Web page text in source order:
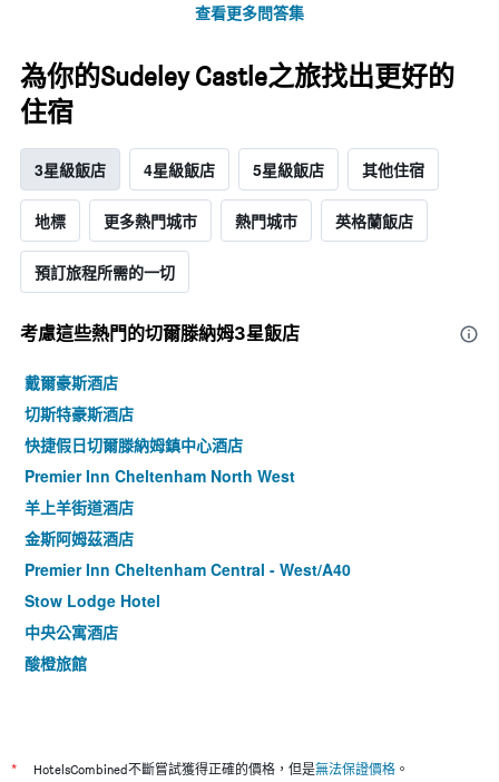
查看更多問答集
為你的Sudeley Castle之旅找出更好的
住宿
3星級飯店 4星級飯店 5星級飯店 其他住宿
地標 更多熱門城市 熱門城市 英格蘭飯店
預訂旅程所需的一切
考慮這些熱門的切爾滕納姆3星​飯店
戴爾豪斯酒店
切斯特豪斯酒店
快捷假日切爾滕納姆鎮中心酒店
Premier Inn Cheltenham North West
羊上羊街道酒店
金斯阿姆茲酒店
Premier Inn Cheltenham Central - West/A40
Stow Lodge Hotel
中央公寓酒店
酸橙旅館
* HotelsCombined不斷嘗試獲得正確的價格，但是無法保證價格 。